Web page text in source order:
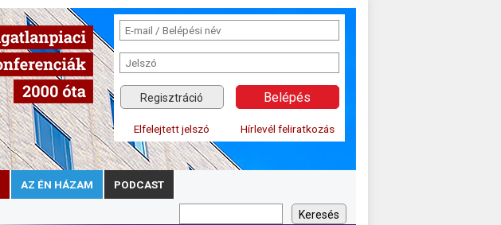
Regisztráció
Elfelejtett jelszó Hírlevél feliratkozás
AZ ÉN HÁZAM PODCAST